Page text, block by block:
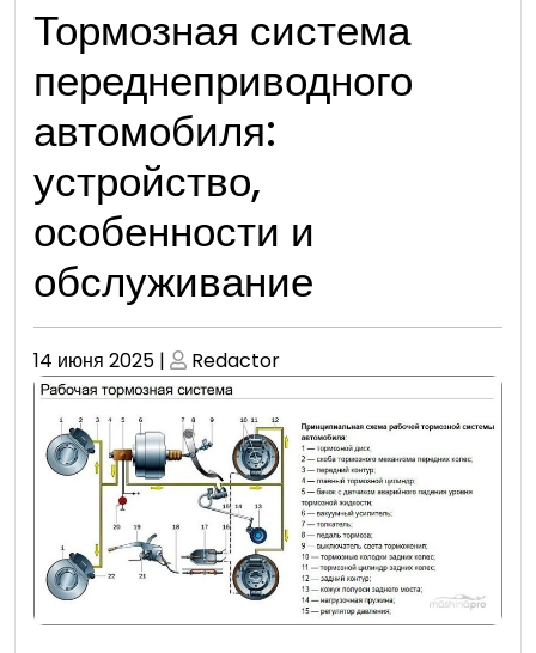
Тормозная система
переднеприводного
автомобиля:
устройство,
особенности и
обслуживание
Опубликовано
14 июня 2025 | Опубликовано
Redactor